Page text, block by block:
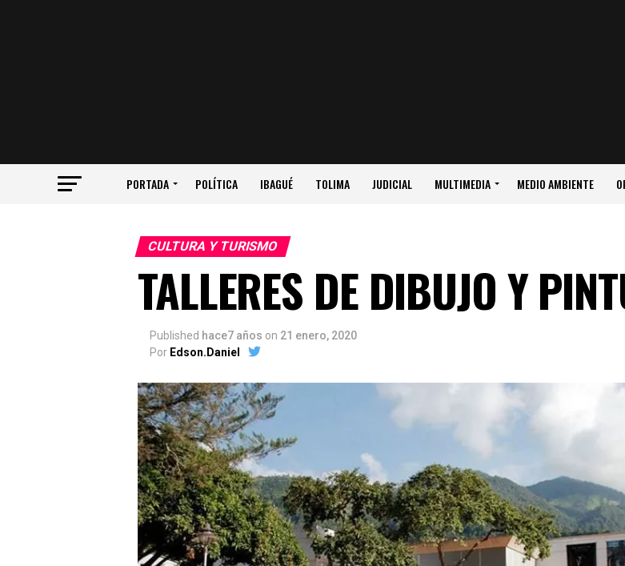
PORTADA POLÍTICA IBAGUÉ TOLIMA JUDICIAL MULTIMEDIA MEDIO AMBIENTE
CULTURA Y TURISMO
TALLERES DE DIBUJO Y
Published hace7 años on 21 enero, 2020
Por Edson.Daniel